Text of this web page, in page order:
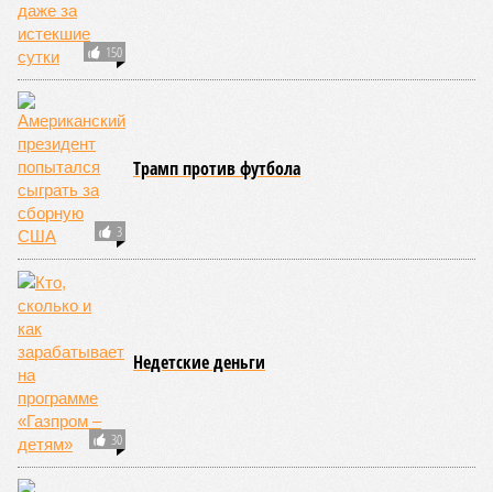
Финляндии
отказался признать
Россию угрозой для
Европы
Новости smi2.ru
Версия //Конфликт
«Сказочного леса» пайщики ЖК «Станция Л» продолжают ждать от
компании Capital Group начала реальной достройки
В нескольких станциях от уже сданного «Сказочного
леса» пайщики ЖК «Станция Л» продолжают ждать от
компании Capital Group начала реальной достройки
«Станция ожидания» для дольщиков